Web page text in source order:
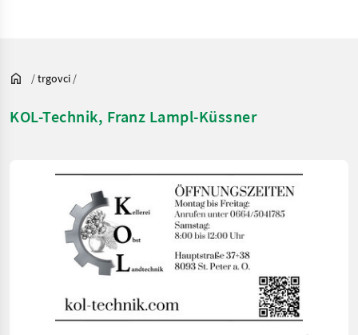
/trgovci /
KOL-Technik, Franz Lampl-Küssner